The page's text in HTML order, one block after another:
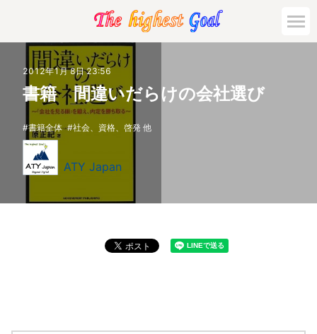
2012年1月 8日 23:56
書籍 間違いだらけの会社選び
書籍全体 社会、資格、啓発 他
ATY Japan